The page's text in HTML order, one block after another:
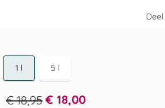
1 l 5 l
€ 18,95 € 18,00